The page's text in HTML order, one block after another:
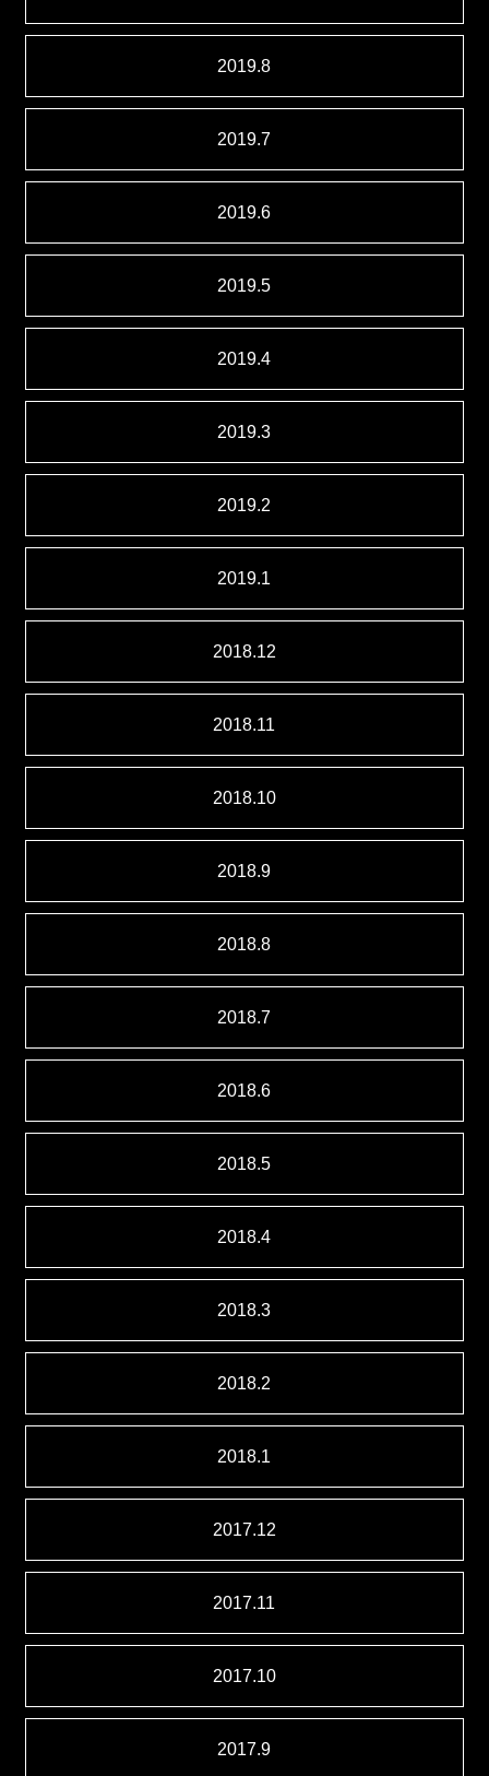
2019.8
2019.7
2019.6
2019.5
2019.4
2019.3
2019.2
2019.1
2018.12
2018.11
2018.10
2018.9
2018.8
2018.7
2018.6
2018.5
2018.4
2018.3
2018.2
2018.1
2017.12
2017.11
2017.10
2017.9